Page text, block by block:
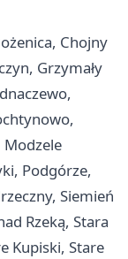
Chojny
Grzymały
Modzele
Podgórze,
Siemień
Rzeką, Stara
Kupiski, Stare